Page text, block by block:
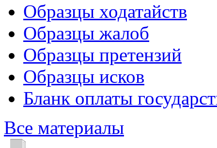
Образцы ходатайств
Образцы жалоб
Образцы претензий
Образцы исков
Бланк оплаты
Все материалы